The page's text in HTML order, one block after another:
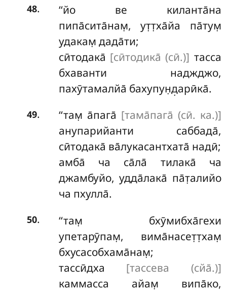
48. ‘‘йо ве киланта̄на
пипа̄сита̄нам̣, ут̣т̣ха̄йа па̄тум̣
удакам̣ дада̄ти;
сӣтодака̄ [сӣтодика̄ (сӣ.)] тасса
бхаванти наджджо,
пахӯтамалйа̄ бахупун̣д̣арӣка̄.
49. ‘‘там̣ а̄пага̄ [тама̄пага̄ (сӣ. ка.)]
анупарийанти саббада̄,
сӣтодака̄ ва̄лукасантхата̄ надӣ;
амба̄ ча са̄ла̄ тилака̄ ча
джамбуйо, удда̄лака̄ па̄т̣алийо
ча пхулла̄.
50.
‘‘там̣ бхӯмибха̄гехи
упетарӯпам̣, вима̄насет̣т̣хам̣
бхусасобхама̄нам̣;
тассӣдха [тассева (сйа̄.)]
каммасса айам̣ випа̄ко,